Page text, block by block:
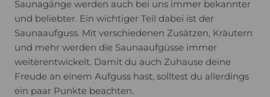
Saunagänge werden auch bei uns immer bekannter
und beliebter. Ein wichtiger Teil dabei ist der
Saunaaufguss. Mit verschiedenen Zusätzen, Kräutern
und mehr werden die Saunaaufgüsse immer
weiterentwickelt. Damit du auch Zuhause deine
Freude an einem Aufguss hast, solltest du allerdings
ein paar Punkte beachten.